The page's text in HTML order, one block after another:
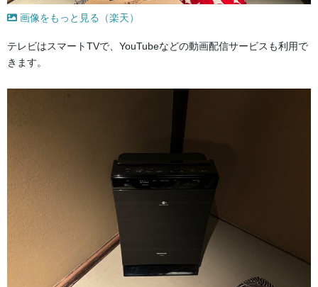
画像をもっと見る（楽天）
テレビはスマートTVで、YouTubeなどの動画配信サービスも利用で
きます。